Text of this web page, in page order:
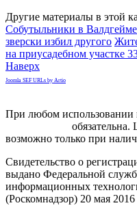
Другие материалы в этой
Собутыльники в
зверски избил другого
на приусадебном участке
Наверх
Joomla SEF URLs by Artio
При любом использовании
возможно только при
Свидетельство о
выдано Федеральной
информационных
(Роскомнадзор) 20 мая 2016